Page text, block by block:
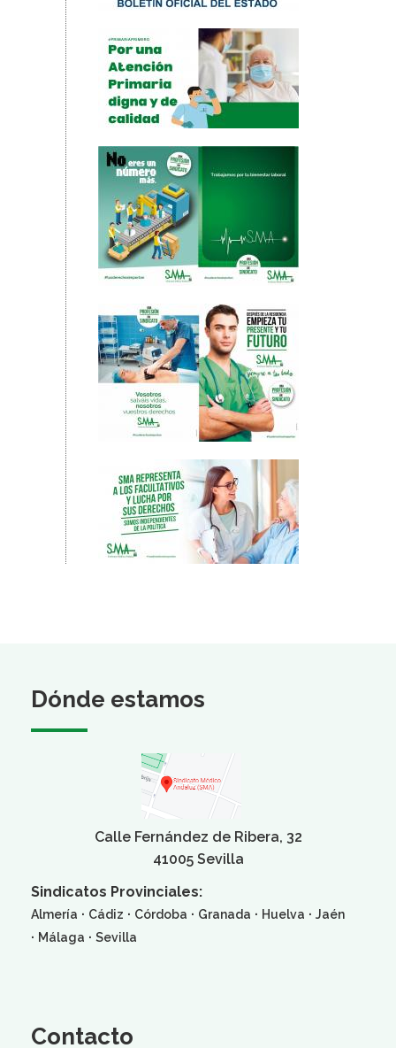
Dónde estamos
Calle Fernández de Ribera, 32
41005 Sevilla
Sindicatos Provinciales:
Almería · Cádiz · Córdoba · Granada · Huelva · Jaén
· Málaga · Sevilla
Contacto